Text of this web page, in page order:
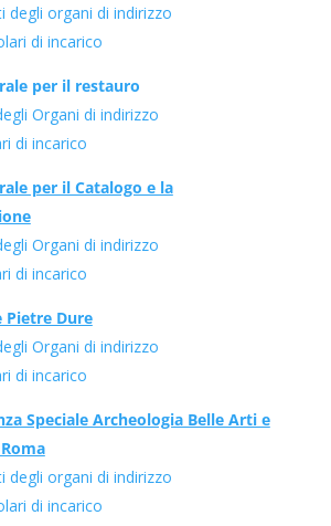
degli organi di indirizzo
di incarico
per il restauro
Organi di indirizzo
di incarico
per il Catalogo e la
Organi di indirizzo
di incarico
Pietre Dure
Organi di indirizzo
di incarico
Speciale Archeologia Belle Arti e
degli organi di indirizzo
di incarico